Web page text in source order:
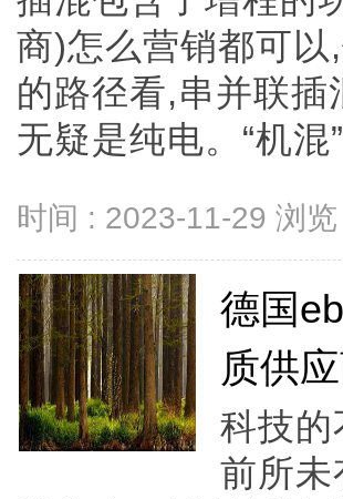
商)怎么营销都可
的路径看,串并联插
无疑是纯电。“机混
时间 : 2023-11-29 浏览
德国
质供
科技的
前所未